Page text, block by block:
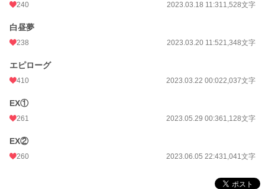
240 2023.03.18 11:311,528文字
白昼夢
238 2023.03.20 11:521,348文字
エピローグ
410 2023.03.22 00:022,037文字
EX①
261 2023.05.29 00:361,128文字
EX②
260 2023.06.05 22:431,041文字